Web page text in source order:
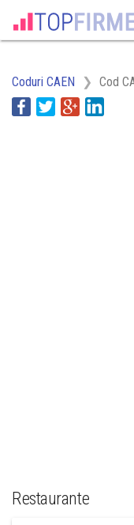
Coduri CAEN Cod
Restaurante